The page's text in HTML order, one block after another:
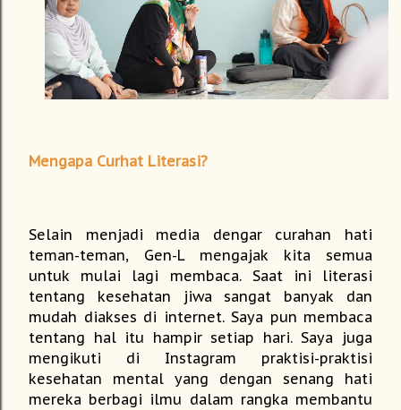
Mengapa Curhat Literasi?
Selain menjadi media dengar curahan hati
teman-teman, Gen-L mengajak kita semua
untuk mulai lagi membaca. Saat ini literasi
tentang kesehatan jiwa sangat banyak dan
mudah diakses di internet. Saya pun membaca
tentang hal itu hampir setiap hari. Saya juga
mengikuti di Instagram praktisi-praktisi
kesehatan mental yang dengan senang hati
mereka berbagi ilmu dalam rangka membantu